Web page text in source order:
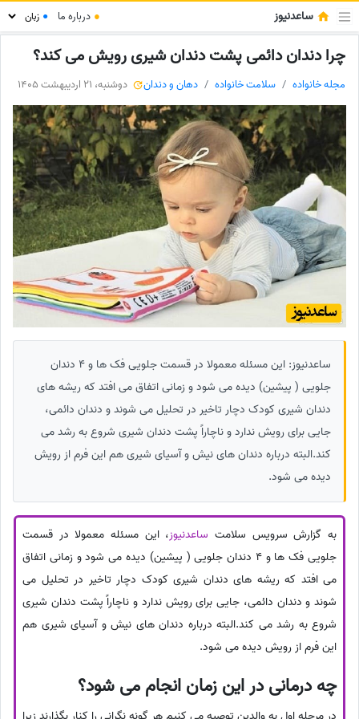
ساعدنیوز ● درباره ما ●
چرا دندان دائمی پشت دندان شیری رویش می کند؟
مجله خانواده سلامت خانواده دهان و دندان دوشنبه، 21 اردیبهشت 1405
ساعدنیوز: این مسئله معمولا در قسمت جلویی فک ها و 4 دندان
جلویی ( پیشین) دیده می شود و زمانی اتفاق می افتد که ریشه های
دندان شیری کودک دچار تاخیر در تحلیل می شوند و دندان دائمی،
جایی برای رویش ندارد و ناچاراً پشت دندان شیری شروع به رشد می
کند.البته درباره دندان های نیش و آسیای شیری هم این فرم از رویش
دیده می شود.
به گزارش سرویس سلامت ساعدنیوز، این مسئله معمولا در قسمت
جلویی فک ها و 4 دندان جلویی ( پیشین) دیده می شود و زمانی اتفاق
می افتد که ریشه های دندان شیری کودک دچار تاخیر در تحلیل می
شوند و دندان دائمی، جایی برای رویش ندارد و ناچاراً پشت دندان شیری
شروع به رشد می کند.البته درباره دندان های نیش و آسیای شیری هم
این فرم از رویش دیده می شود.
چه درمانی در این زمان انجام می شود؟